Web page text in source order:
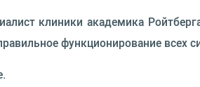
клиники академика
функционирование всех